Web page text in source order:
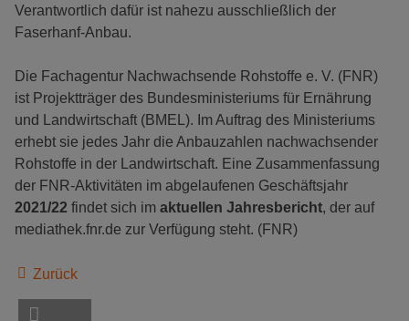
Verantwortlich dafür ist nahezu ausschließlich der
Faserhanf-Anbau.
Die Fachagentur Nachwachsende Rohstoffe e. V. (FNR)
ist Projektträger des Bundesministeriums für Ernährung
und Landwirtschaft (BMEL). Im Auftrag des Ministeriums
erhebt sie jedes Jahr die Anbauzahlen nachwachsender
Rohstoffe in der Landwirtschaft. Eine Zusammenfassung
der FNR-Aktivitäten im abgelaufenen Geschäftsjahr
2021/22 findet sich im aktuellen Jahresbericht, der auf
mediathek.fnr.de zur Verfügung steht. (FNR)
Zurück